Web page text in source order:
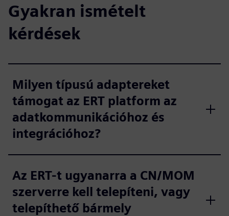
Gyakran ismételt
kérdések
Milyen típusú adaptereket
támogat az ERT platform az
adatkommunikációhoz és
integrációhoz?
Az ERT-t ugyanarra a CN/MOM
szerverre kell telepíteni, vagy
telepíthető bármely